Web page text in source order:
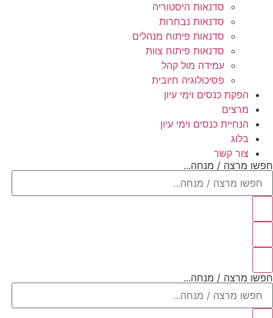
סדנאות היסטוריה
סדנאות נבחרות
סדנאות פיתוח מנהלים
סדנאות פיתוח צוות
עמידה מול קהל
פסיכולוגיה חיובית
הפקת כנסים וימי עיון
מרצים
הנחיית כנסים וימי עיון
בלוג
צור קשר
חפשו מרצה / מנחה...
חפשו מרצה / מנחה...